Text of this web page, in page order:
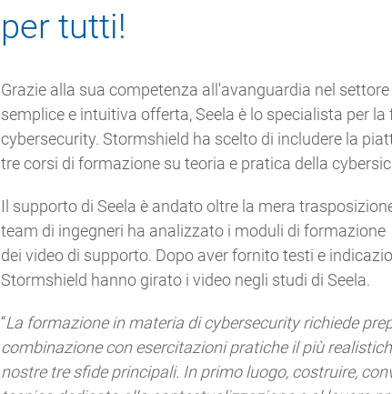
per tutti!
Grazie alla sua competenza all'avanguardia nel
semplice e intuitiva offerta, Seela è lo specialista per
cybersecurity. Stormshield ha scelto di includere la
tre corsi di formazione su teoria e pratica della
Il supporto di Seela è andato oltre la mera
team di ingegneri ha analizzato i moduli di
dei video di supporto. Dopo aver fornito testi e
Stormshield hanno girato i video negli studi di Seela.
“La formazione in materia di cybersecurity richiede
combinazione con esercitazioni pratiche il più
nostre tre sfide principali. In primo luogo, costruire,